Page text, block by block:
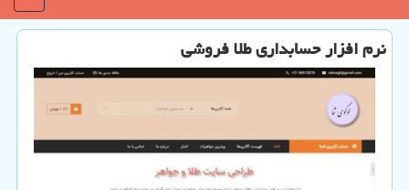
نرم افزار حسابداری طلا فروشی